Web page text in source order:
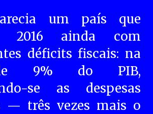
um país que
2016 ainda com
déficits fiscais: na
9% do PIB,
se as despesas
— três vezes mais o